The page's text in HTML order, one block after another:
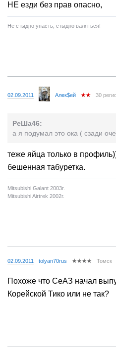
НЕ езди без прав опасно,
Не стыдно упасть, стыдно валяться!
02.09.2011 Алек$ей 30
РеШа46:
а я подумал это ока ( сзади
теже яйца только в
бешенная табуретка.
Mitsubishi Galant 2003г.
Mitsubishi Airtrek 2002г.
02.09.2011 tolyan70rus Томск
Похоже что СеАЗ начал
Корейской Тико или не так?